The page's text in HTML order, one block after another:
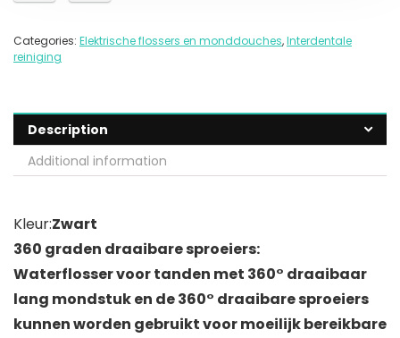
Categories: Elektrische flossers en monddouches,Interdentale
reiniging
Description
Additional information
Kleur:Zwart
360 graden draaibare sproeiers:
Waterflosser voor tanden met 360° draaibaar
lang mondstuk en de 360° draaibare sproeiers
kunnen worden gebruikt voor moeilijk bereikbare